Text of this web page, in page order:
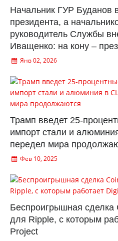
Начальник ГУР Буданов
президента, а
руководитель Службы
Иващенко: на кону –
Янв 02, 2026
Трамп введет 25-
импорт стали и
передел мира
Фев 10, 2025
Беспроигрышная сделка
для Ripple, с которым
Project